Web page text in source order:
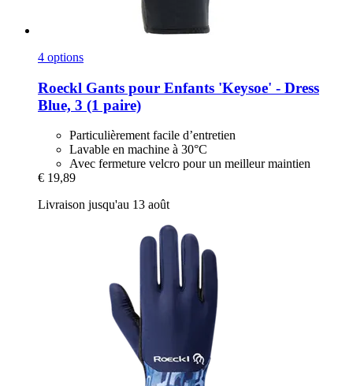
4 options
Roeckl Gants pour Enfants 'Keysoe' -​ Dress
Blue, 3 (1 paire)
Particulièrement facile d’entretien
Lavable en machine à 30°C
Avec fermeture velcro pour un meilleur maintien
€ 19,89
Livraison jusqu'au 13 août